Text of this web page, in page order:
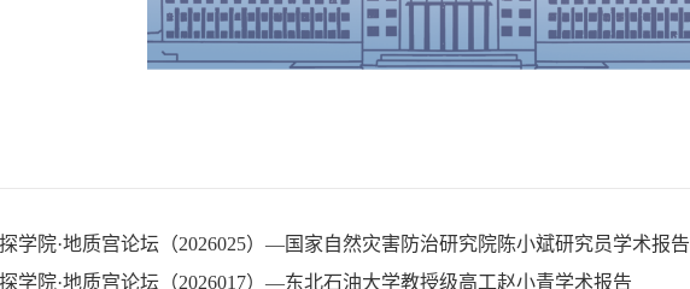
探学院·地质宫论坛（2026025）—国家自然灾害防治研究院陈小斌研究员学术报告
学院·地质宫论坛（2026017）—东北石油大学教授级高工赵小青学术报告